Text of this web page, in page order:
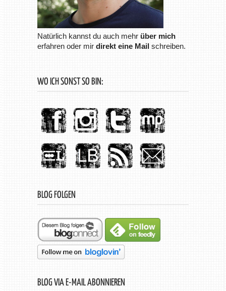
Natürlich kannst du auch mehr über mich
erfahren oder mir direkt eine Mailschreiben.
WO ICH SONST SO BIN:
BLOG FOLGEN
BLOG VIA E-MAIL ABONNIEREN